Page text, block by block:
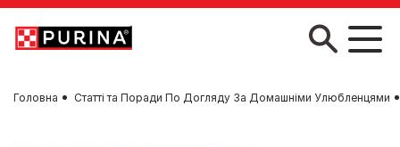
Skip to main content
Головна Статті та Поради По Догляду За Домашніми Улюбленцями